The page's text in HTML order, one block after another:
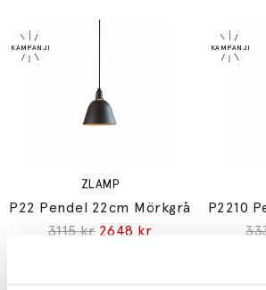
ZLAMP
P22 Pendel 22cm Mörkgrå
3115 kr 2648 kr
P2210